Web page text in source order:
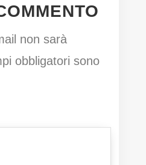
non sarà
obbligatori sono